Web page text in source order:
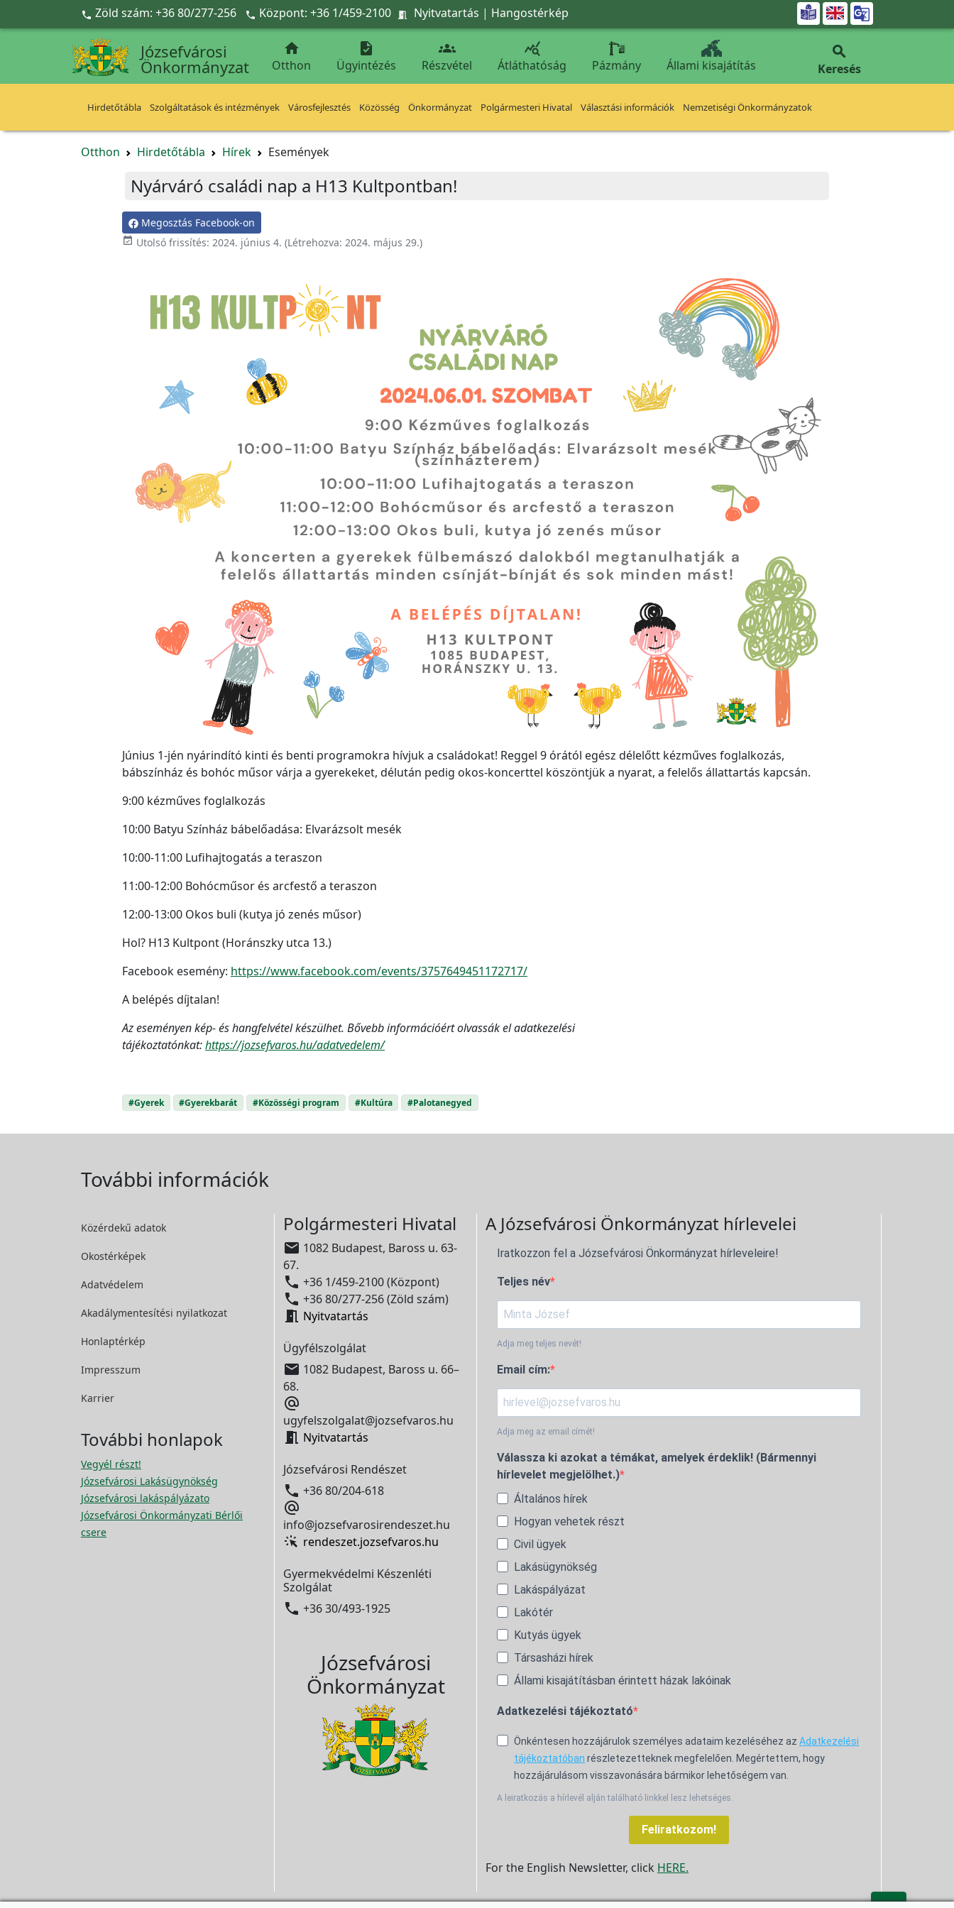
Ugrás a fő tartalomra
 Zöld szám: +36 80/277-256  Központ: +36 1/459-2100  Nyitvatartás | Hangostérkép 
Józsefvárosi
Önkormányzat

Otthon

Ügyintézés

Részvétel

Átláthatóság Pázmány Állami kisajátítás

Keresés
Hirdetőtábla Szolgáltatások és intézmények Városfejlesztés Közösség Önkormányzat Polgármesteri Hivatal Választási információk Nemzetiségi Önkormányzatok
Otthon Hirdetőtábla Hírek Események
Nyárváró családi nap a H13 Kultpontban!
Megosztás Facebook-on
 Utolsó frissítés: 2024. június 4. (Létrehozva: 2024. május 29.)
Június 1-jén nyárindító kinti és benti programokra hívjuk a családokat! Reggel 9 órától egész délelőtt kézműves foglalkozás,
bábszínház és bohóc műsor várja a gyerekeket, délután pedig okos-koncerttel köszöntjük a nyarat, a felelős állattartás kapcsán.
9:00 kézműves foglalkozás
10:00 Batyu Színház bábelőadása: Elvarázsolt mesék
10:00-11:00 Lufihajtogatás a teraszon
11:00-12:00 Bohócműsor és arcfestő a teraszon
12:00-13:00 Okos buli (kutya jó zenés műsor)
Hol? H13 Kultpont (Horánszky utca 13.)
Facebook esemény: https://www.facebook.com/events/3757649451172717/
A belépés díjtalan!
Az eseményen kép- és hangfelvétel készülhet. Bővebb információért olvassák el adatkezelési
tájékoztatónkat:https://jozsefvaros.hu/adatvedelem/
#Gyerek #Gyerekbarát #Közösségi program #Kultúra #Palotanegyed
További információk
Közérdekű adatok
Okostérképek
Adatvédelem
Akadálymentesítési nyilatkozat
Honlaptérkép
Impresszum
Karrier
További honlapok
Vegyél részt!
Józsefvárosi Lakásügynökség
Józsefvárosi lakáspályázato
Józsefvárosi Önkormányzati Bérlői
csere
Polgármesteri Hivatal
 1082 Budapest, Baross u. 63-
67.
 +36 1/459-2100 (Központ)
 +36 80/277-256 (Zöld szám)
 Nyitvatartás
Ügyfélszolgálat
 1082 Budapest, Baross u. 66–
68.

ugyfelszolgalat@jozsefvaros.hu
 Nyitvatartás
Józsefvárosi Rendészet
 +36 80/204-618

info@jozsefvarosirendeszet.hu
rendeszet.jozsefvaros.hu
Gyermekvédelmi Készenléti
Szolgálat
 +36 30/493-1925
Józsefvárosi
Önkormányzat
A Józsefvárosi Önkormányzat hírlevelei
Iratkozzon fel a Józsefvárosi Önkormányzat hírleveleire!
Teljes név
Adja meg teljes nevét!
Email cím:
Adja meg az email címét!
Válassza ki azokat a témákat, amelyek érdeklik! (Bármennyi
hírlevelet megjelölhet.)
Általános hírek
Hogyan vehetek részt
Civil ügyek
Lakásügynökség
Lakáspályázat
Lakótér
Kutyás ügyek
Társasházi hírek
Állami kisajátításban érintett házak lakóinak
Adatkezelési tájékoztató
Önkéntesen hozzájárulok személyes adataim kezeléséhez az Adatkezelési
tájékoztatóban részletezetteknek megfelelően. Megértettem, hogy
hozzájárulásom visszavonására bármikor lehetőségem van.
A leiratkozás a hírlevél alján található linkkel lesz lehetséges.
Feliratkozom!
For the English Newsletter, click HERE.